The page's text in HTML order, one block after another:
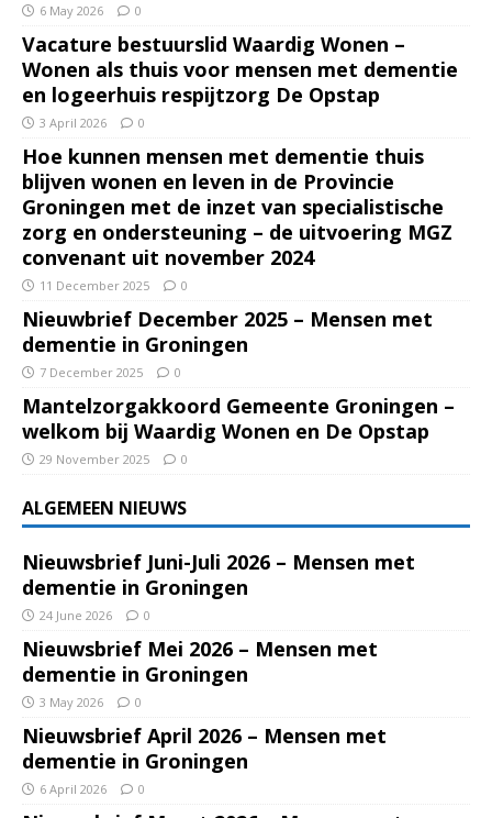
6 May 2026 0
Vacature bestuurslid Waardig Wonen –
Wonen als thuis voor mensen met dementie
en logeerhuis respijtzorg De Opstap
3 April 2026 0
Hoe kunnen mensen met dementie thuis
blijven wonen en leven in de Provincie
Groningen met de inzet van specialistische
zorg en ondersteuning – de uitvoering MGZ
convenant uit november 2024
11 December 2025 0
Nieuwbrief December 2025 – Mensen met
dementie in Groningen
7 December 2025 0
Mantelzorgakkoord Gemeente Groningen –
welkom bij Waardig Wonen en De Opstap
29 November 2025 0
ALGEMEEN NIEUWS
Nieuwsbrief Juni-Juli 2026 – Mensen met
dementie in Groningen
24 June 2026 0
Nieuwsbrief Mei 2026 – Mensen met
dementie in Groningen
3 May 2026 0
Nieuwsbrief April 2026 – Mensen met
dementie in Groningen
6 April 2026 0